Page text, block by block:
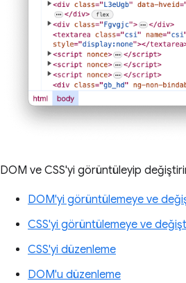
DOM ve CSS'yi görüntüleyip
DOM'yi görüntülemeye ve
CSS'yi görüntülemeye ve
CSS'yi düzenleme
DOM'u düzenleme